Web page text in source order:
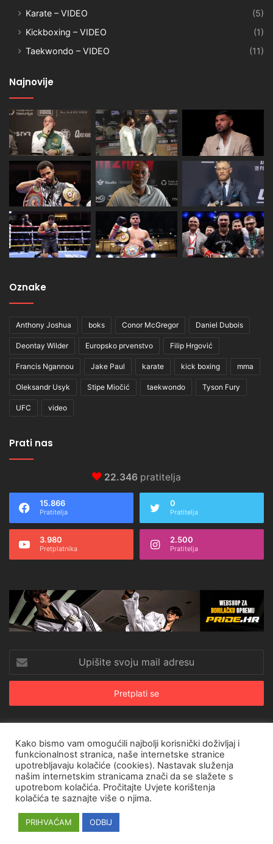
Karate – VIDEO
(5)
Kickboxing – VIDEO
(1)
Taekwondo – VIDEO
(11)
Najnovije
Oznake
Anthony Joshua boks Conor McGregor Daniel Dubois
Deontay Wilder Europsko prvenstvo Filip Hrgović
Francis Ngannou Jake Paul karate kick boxing mma
Oleksandr Usyk Stipe Miočić taekwondo Tyson Fury
UFC video
Prati nas
22.346 pratitelja
15.866
Pratitelja
0
Pratitelja
3.980
Pretplatnika
2.500
Pratitelja
svoju
mail
© Copyright 2026, All Rights Reserved |CroRing Magazin
Naslovnica
Arhiva Pravila o privatnosti Impressum SHOP
Facebook
Twitter
Kako bismo vam omogućili najbolji korisnički doživljaj i
funkcionalnost stranica, naše internetske stranice
upotrebljavaju kolačiće (cookies). Nastavak služenja
našim internetskim stranicama znači da se slažete s
upotrebom kolačića. Pročitajte Uvjete korištenja
kolačića te saznajte više o njima.
PRIHVAĆAM ODBIJ